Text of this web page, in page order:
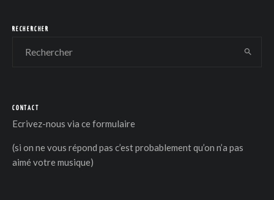
RECHERCHER
CONTACT
Ecrivez-nous via ce formulaire
(si on ne vous répond pas c’est probablement qu’on n’a pas
aimé votre musique)